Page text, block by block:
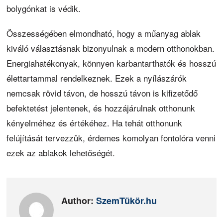
bolygónkat is védik.
Összességében elmondható, hogy a műanyag ablak
kiváló választásnak bizonyulnak a modern otthonokban.
Energiahatékonyak, könnyen karbantarthatók és hosszú
élettartammal rendelkeznek. Ezek a nyílászárók
nemcsak rövid távon, de hosszú távon is kifizetődő
befektetést jelentenek, és hozzájárulnak otthonunk
kényelméhez és értékéhez. Ha tehát otthonunk
felújítását tervezzük, érdemes komolyan fontolóra venni
ezek az ablakok lehetőségét.
Author:SzemTükör.hu